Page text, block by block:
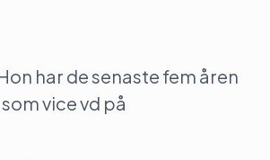
har de senaste fem åren
vice vd på